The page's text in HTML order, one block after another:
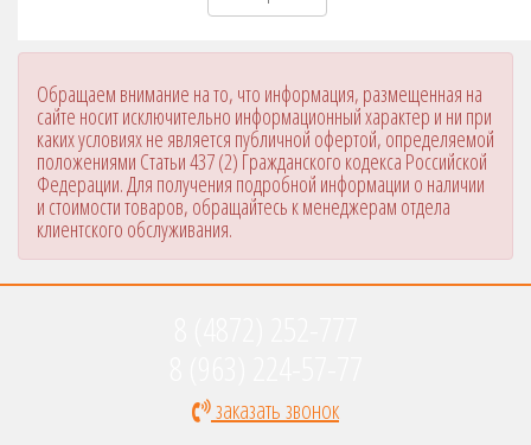
Обращаем внимание на то, что информация, размещенная на
сайте носит исключительно информационный характер и ни при
каких условиях не является публичной офертой, определяемой
положениями Статьи 437 (2) Гражданского кодекса Российской
Федерации. Для получения подробной информации о наличии
и стоимости товаров, обращайтесь к менеджерам отдела
клиентского обслуживания.
заказать звонок